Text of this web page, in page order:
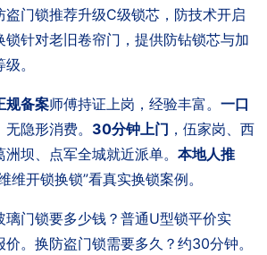
盗门锁推荐升级C级锁芯，防技术开启
锁针对老旧卷帘门，提供防钻锁芯与加
。
规备案师傅持证上岗，经验丰富。 一口
无隐形消费。 30分钟上门 ，伍家岗、西
坝、点军全城就近派单。 本地人推
维开锁换锁”看真实换锁案例。
璃门锁要多少钱？普通U型锁平价实
。换防盗门锁需要多久？约30分钟。